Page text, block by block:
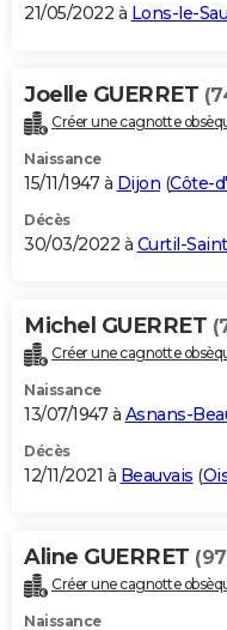
21/05/2022 à Lons-le-
Joelle GUERRET
Créer une cagnotte
Naissance
15/11/1947 à Dijon (Côte-
Décès
30/03/2022 à Curtil-
Michel GUERRET
Créer une cagnotte
Naissance
13/07/1947 à Asnans-
Décès
12/11/2021 à Beauvais (
Aline GUERRET
Créer une cagnotte
Naissance